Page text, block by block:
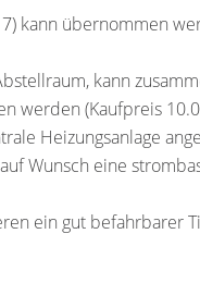
kann übernommen
kann
werden (Kaufpreis
Heizungsanlage
Wunsch eine
ein gut befahrbarer